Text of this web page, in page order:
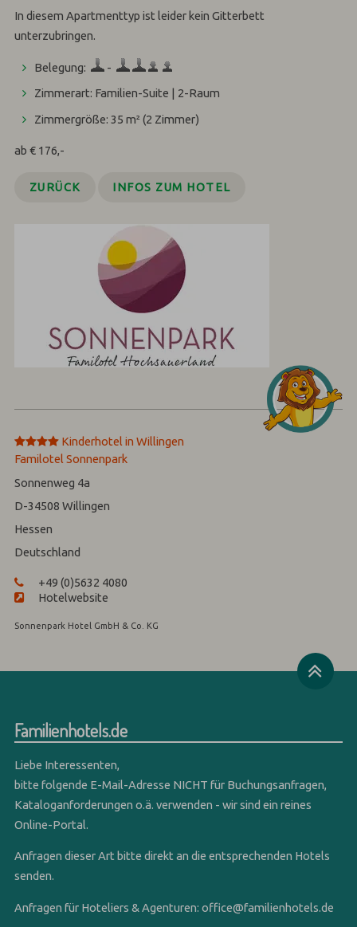
In diesem Apartmenttyp ist leider kein Gitterbett
unterzubringen.
Belegung:
-
Zimmerart: Familien-Suite | 2-Raum
Zimmergröße: 35 m²(2 Zimmer)
ab € 176,-
ZURÜCK INFOS ZUM HOTEL
****
Kinderhotel in Willingen
Familotel Sonnenpark
Sonnenweg 4a
D-34508 Willingen
Hessen
Deutschland
+49 (0)5632 4080
Hotelwebsite
Sonnenpark Hotel GmbH & Co. KG
Familienhotels.de
Liebe Interessenten,
bitte folgende E-Mail-Adresse NICHT für Buchungsanfragen,
Kataloganforderungen o.ä. verwenden - wir sind ein reines
Online-Portal.
Anfragen dieser Art bitte direkt an die entsprechenden Hotels
senden.
Anfragen für Hoteliers & Agenturen:office@familienhotels.de